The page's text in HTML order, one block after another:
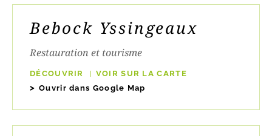
Bebock Yssingeaux
Restauration et tourisme
DÉCOUVRIR
VOIR SUR LA CARTE
Ouvrir dans Google Map